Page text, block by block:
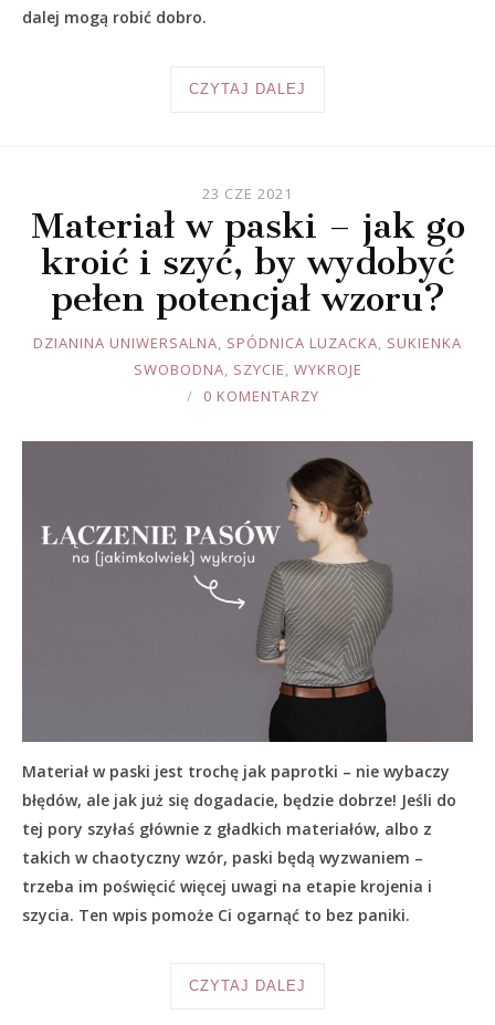
dalej mogą robić dobro.
CZYTAJ DALEJ
23 CZE 2021
Materiał w paski – jak go
kroić i szyć, by wydobyć
pełen potencjał wzoru?
JOULE
DZIANINA UNIWERSALNA, SPÓDNICA LUZACKA, SUKIENKA
SWOBODNA, SZYCIE, WYKROJE
0 KOMENTARZY
Materiał w paski jest trochę jak paprotki – nie wybaczy
błędów, ale jak już się dogadacie, będzie dobrze! Jeśli do
tej pory szyłaś głównie z gładkich materiałów, albo z
takich w chaotyczny wzór, paski będą wyzwaniem –
trzeba im poświęcić więcej uwagi na etapie krojenia i
szycia. Ten wpis pomoże Ci ogarnąć to bez paniki.
CZYTAJ DALEJ